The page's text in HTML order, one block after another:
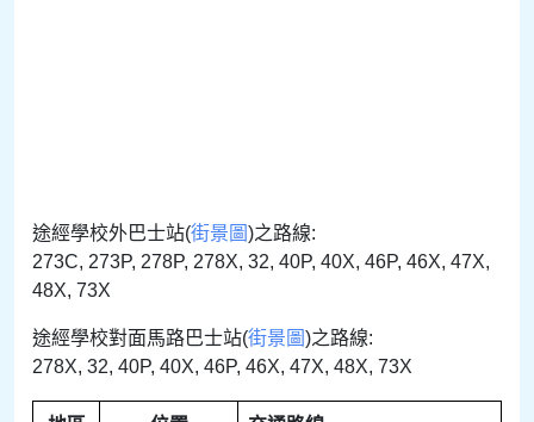
途經學校外巴士站(街景圖)之路線:
273C, 273P, 278P, 278X, 32, 40P, 40X, 46P, 46X, 47X,
48X, 73X
途經學校對面馬路巴士站(街景圖)之路線:
278X, 32, 40P, 40X, 46P, 46X, 47X, 48X, 73X